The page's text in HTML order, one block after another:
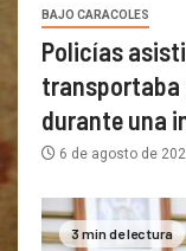
BAJO CARACOLES
Policías
transportaba
durante una
6 de agosto de
3 min de lectura